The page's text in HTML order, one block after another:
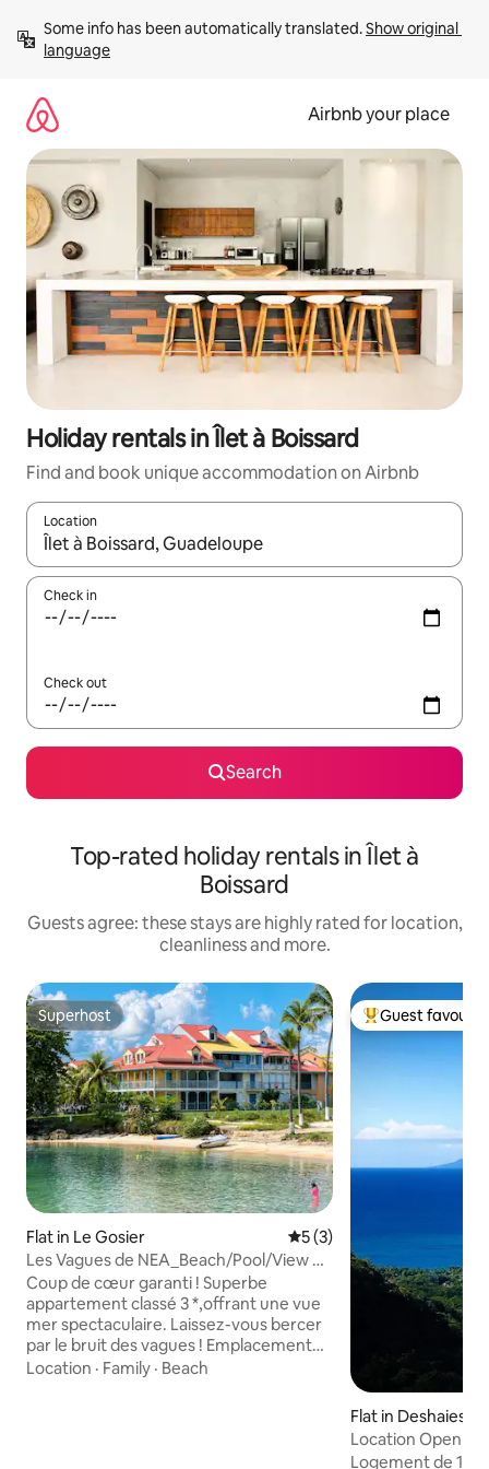
content
Some info has been automatically translated. Show original
language
Airbnb your place
Holiday rentals in Îlet à Boissard
Find and book unique accommodation on Airbnb
Location
When results are available, navigate with the up and down
Check in
Check out
Search
Top-rated holiday rentals in Îlet à
Boissard
Guests agree: these stays are highly rated for location,
cleanliness and more.
Superhost
Superhost
Flat in Le Gosier 5 out of 5 average rating,
5 (3)
Les Vagues de NEA_Beach/Pool/View of
La Soufrière/5 beds
Coup de cœur garanti ! Superbe
appartement classé 3 *,offrant une vue
mer spectaculaire. Laissez-vous bercer
par le bruit des vagues ! Emplacement
idéal et central, dans une résidence
Location · Family · Beach
Top guest
Guest
Flat in Deshaies
Location Open
Logement de